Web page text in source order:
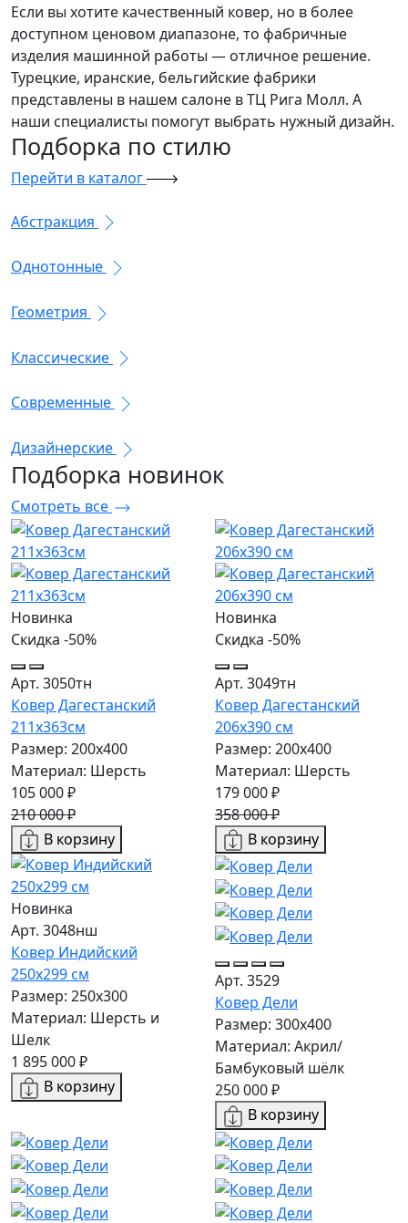
Если вы хотите качественный ковер, но в более
доступном ценовом диапазоне, то фабричные
изделия машинной работы — отличное решение.
Турецкие, иранские, бельгийские фабрики
представлены в нашем салоне в ТЦ Рига Молл. А
наши специалисты помогут выбрать нужный дизайн.
Подборка по стилю
Перейти в каталог
Абстракция
Однотонные
Геометрия
Классические
Современные
Дизайнерские
Подборка новинок
Смотреть все
Новинка
Скидка -50%
Арт. 3050тн
Ковер Дагестанский
211x363см
Размер: 200х400
Материал: Шерсть
105 000 ₽
210 000 ₽
В корзину
Новинка
Скидка -50%
Арт. 3049тн
Ковер Дагестанский
206x390 см
Размер: 200х400
Материал: Шерсть
179 000 ₽
358 000 ₽
В корзину
Новинка
Арт. 3048нш
Ковер Индийский
250x299 см
Размер: 250x300
Материал: Шерсть и
Шелк
1 895 000 ₽
В корзину
Арт. 3529
Ковер Дели
Размер: 300х400
Материал: Акрил/
Бамбуковый шёлк
250 000 ₽
В корзину